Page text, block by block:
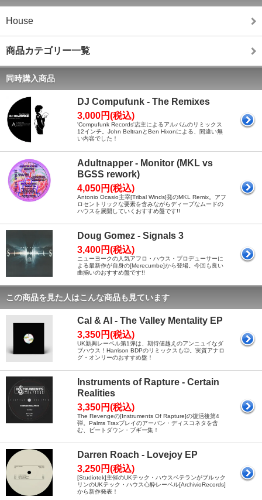
House
商品カテゴリー一覧
同時購入商品
DJ Compufunk - The Remixes
3,000円(税込)
'Compufunk Records'店主によるアルバムのリミックス
12インチ。John BeltranとBen Hixonによる、間違い無
い内容でした！
Adultnapper - Monitor (MKL vs
BGSS rework)
4,050円(税込)
Antonio Ocasio主宰[Tribal Winds]発のMKL Remix。アフ
ロセントリックな要素を含みながらディープなムードの
ハウスを展開していくおすすめ盤です!!
Doug Gomez - Signals 3
3,400円(税込)
ニューヨークの人気アフロ・ハウス・プロデューサーに
よる最新作が自身の[Merecumbe]から登場。今回も良い
曲揃いのおすすめ盤です!!
この商品を見た人はこんな商品も見ています
Cal & Al - The Valley Mentality EP
3,350円(税込)
UK新興レーベル第1弾は、期待値越えのアンニュイなダ
ブハウス！Harrison BDPのリミックスも◎。実質アナロ
グ・オンリーのおすすめ盤！
Instruments of Rapture - Certain
Realities
3,350円(税込)
The Revengeの[Instruments Of Rapture]の復活後第4
弾。Palms Traxプレイのアーバン・ディスコネタを含
む、ビートダウン・ブギー集！
Darren Roach - Lovejoy EP
3,250円(税込)
[Studiotek]主催のUKテック・ハウスベテランがブルック
リンのUKテック・ハウス心酔レーベル[ArchivioRecords]
から新作発表！